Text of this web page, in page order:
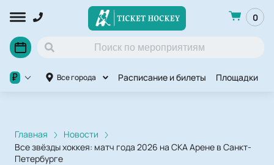
0
Все города Расписание и билеты Площадки
₽
Главная
Новости
Все звёзды хоккея: матч года 2026 на СКА Арене в Санкт-
Петербурге